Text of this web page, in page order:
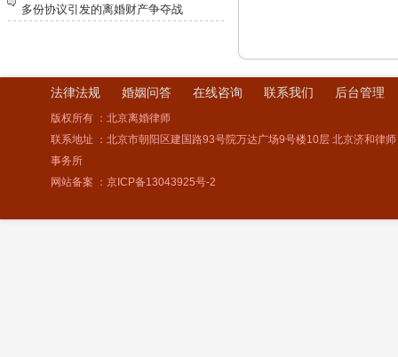
多份协议引发的离婚财产争夺战
法律法规 婚姻问答 在线咨询 联系我们 后台管理
版权所有 ：北京离婚律师
联系地址 ：北京市朝阳区建国路93号院万达广场9号楼10层 北京济和律师
事务所
网站备案 ： 京ICP备13043925号-2